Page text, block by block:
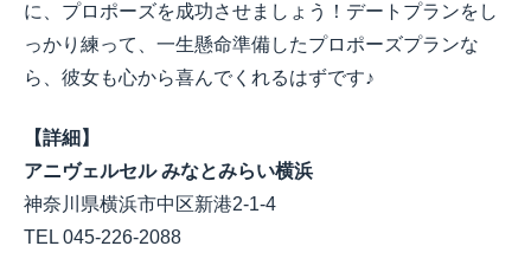
に、プロポーズを成功させましょう！デートプランをし
っかり練って、一生懸命準備したプロポーズプランな
ら、彼女も心から喜んでくれるはずです♪
【詳細】
アニヴェルセル みなとみらい横浜
神奈川県横浜市中区新港2-1-4
TEL 045-226-2088